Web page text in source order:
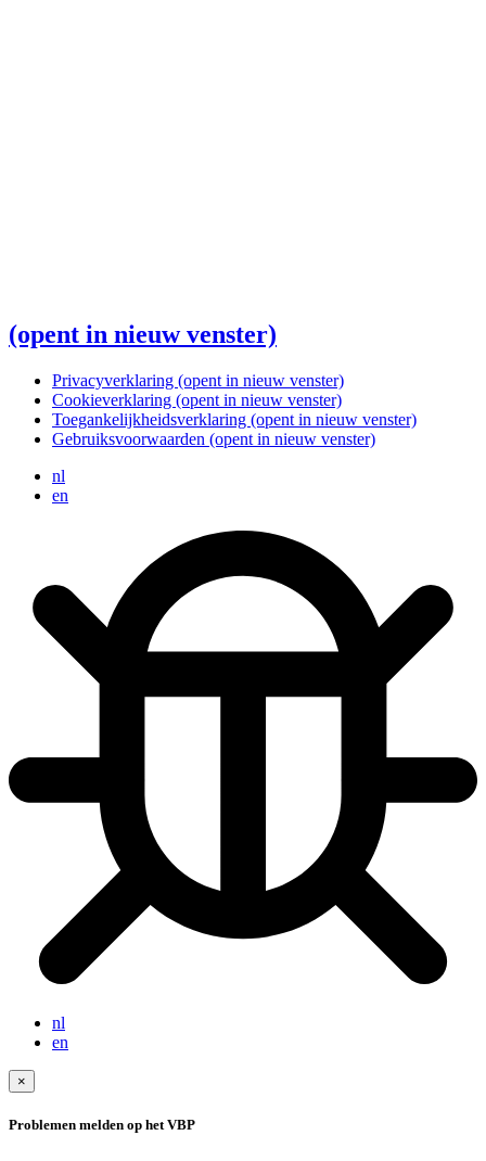
(opent in nieuw venster)
Privacyverklaring (opent in nieuw venster)
Cookieverklaring (opent in nieuw venster)
Toegankelijkheidsverklaring (opent in nieuw venster)
Gebruiksvoorwaarden (opent in nieuw venster)
nl
en
nl
en
×
Problemen melden op het VBP